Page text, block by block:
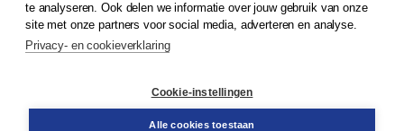
Klantenservice
Service & informatie
Contact
te analyseren. Ook delen we informatie over jouw gebruik van onze
site met onze partners voor social media, adverteren en analyse.
Privacy- en cookieverklaring
Cookie-instellingen
Alle cookies toestaan